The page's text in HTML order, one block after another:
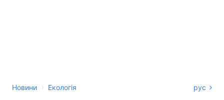
Новини › Екологія рус